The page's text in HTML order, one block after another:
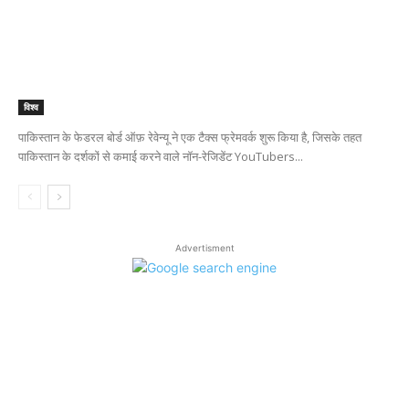
विश्व
पाकिस्तान के फेडरल बोर्ड ऑफ़ रेवेन्यू ने एक टैक्स फ्रेमवर्क शुरू किया है, जिसके तहत
पाकिस्तान के दर्शकों से कमाई करने वाले नॉन-रेजिडेंट YouTubers...
Advertisment